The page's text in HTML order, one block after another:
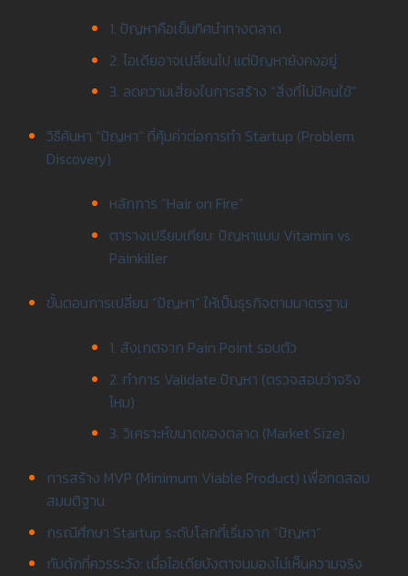
1. ปัญหาคือเข็มทิศนำทางตลาด
2. ไอเดียอาจเปลี่ยนไป แต่ปัญหายังคงอยู่
3. ลดความเสี่ยงในการสร้าง “สิ่งที่ไม่มีคนใช้”
วิธีค้นหา “ปัญหา” ที่คุ้มค่าต่อการทำ Startup (Problem
Discovery)
หลักการ “Hair on Fire”
ตารางเปรียบเทียบ: ปัญหาแบบ Vitamin vs.
Painkiller
ขั้นตอนการเปลี่ยน “ปัญหา” ให้เป็นธุรกิจตามมาตรฐาน
1. สังเกตจาก Pain Point รอบตัว
2. ทำการ Validate ปัญหา (ตรวจสอบว่าจริง
ไหม)
3. วิเคราะห์ขนาดของตลาด (Market Size)
การสร้าง MVP (Minimum Viable Product) เพื่อทดสอบ
สมมติฐาน
กรณีศึกษา Startup ระดับโลกที่เริ่มจาก “ปัญหา”
กับดักที่ควรระวัง: เมื่อไอเดียบังตาจนมองไม่เห็นความจริง